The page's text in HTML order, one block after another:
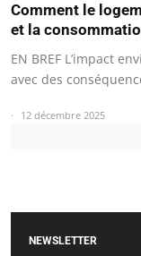
Comment le
et la
EN BREF L’impact
avec des
12 décembre 2025
NEWSLETTER